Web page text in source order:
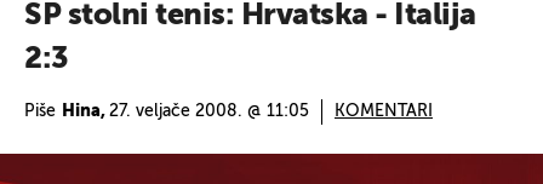
SP stolni tenis: Hrvatska - Italija
2:3
Piše Hina, 27. veljače 2008. @ 11:05 KOMENTARI